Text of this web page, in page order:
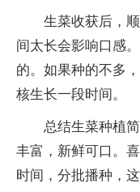
生菜收获后，
间太长会影响口感
的。如果种的不多
核生长一段时间。
总结生菜种植
丰富，新鲜可口。
时间，分批播种，